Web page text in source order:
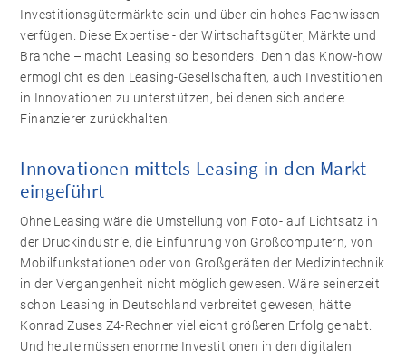
Investitionsgütermärkte sein und über ein hohes Fachwissen
verfügen. Diese Expertise - der Wirtschaftsgüter, Märkte und
Branche – macht Leasing so besonders. Denn das Know-how
ermöglicht es den Leasing-Gesellschaften, auch Investitionen
in Innovationen zu unterstützen, bei denen sich andere
Finanzierer zurückhalten.
Innovationen mittels Leasing in den Markt
eingeführt
Ohne Leasing wäre die Umstellung von Foto- auf Lichtsatz in
der Druckindustrie, die Einführung von Großcomputern, von
Mobilfunkstationen oder von Großgeräten der Medizintechnik
in der Vergangenheit nicht möglich gewesen. Wäre seinerzeit
schon Leasing in Deutschland verbreitet gewesen, hätte
Konrad Zuses Z4-Rechner vielleicht größeren Erfolg gehabt.
Und heute müssen enorme Investitionen in den digitalen